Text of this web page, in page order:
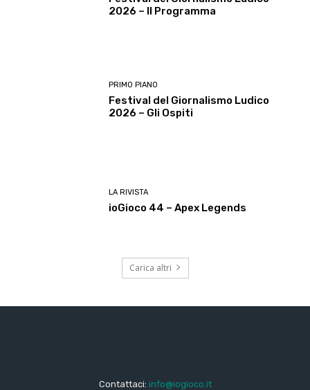
2026 – Il Programma
PRIMO PIANO
Festival del Giornalismo Ludico
2026 – Gli Ospiti
LA RIVISTA
ioGioco 44 – Apex Legends
Carica altri
Contattaci: info@iogioco.it